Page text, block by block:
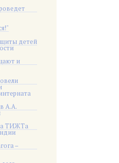
детей
и
А.А.
ТИЖТа
–